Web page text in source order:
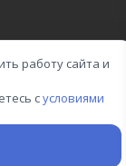
работу сайта и
сусловиями